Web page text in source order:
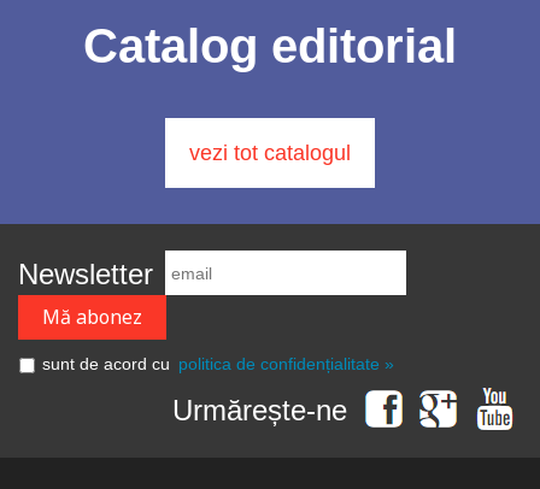
Catalog editorial
vezi tot catalogul
Newsletter
sunt de acord cu politica de confidențialitate »
Urmărește-ne